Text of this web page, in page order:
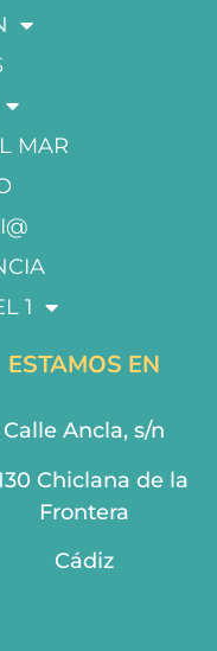
MAR
1
ESTAMOS EN
Calle Ancla, s/n
Chiclana de la
Frontera
Cádiz